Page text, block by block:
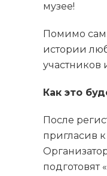
музее!
Помимо
истории
участников
Как это
После
пригласив
подготовят